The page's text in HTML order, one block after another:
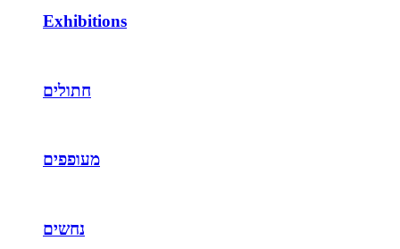
Exhibitions
חתולים
מעופפים
נחשים